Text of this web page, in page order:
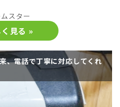
スター
見る »
、電話で丁寧に対応してくれ